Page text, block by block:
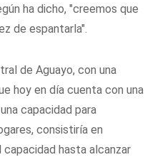
ha dicho, "creemos que
de espantarla".
de Aguayo, con una
hoy en día cuenta con una
capacidad para
consistiría en
hasta alcanzar